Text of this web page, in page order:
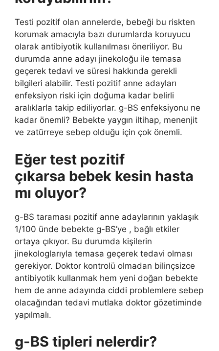
Testi pozitif olan annelerde, bebeği bu riskten
korumak amacıyla bazı durumlarda koruyucu
olarak antibiyotik kullanılması öneriliyor. Bu
durumda anne adayı jinekoloğu ile temasa
geçerek tedavi ve süresi hakkında gerekli
bilgileri alabilir. Testi pozitif anne adayları
enfeksiyon riski için doğuma kadar belirli
aralıklarla takip ediliyorlar. g-BS enfeksiyonu ne
kadar önemli? Bebekte yaygın iltihap, menenjit
ve zatürreye sebep olduğu için çok önemli.
Eğer test pozitif
çıkarsa bebek kesin hasta
mı oluyor?
g-BS taraması pozitif anne adaylarının yaklaşık
1/100 ünde bebekte g-BS’ye , bağlı etkiler
ortaya çıkıyor. Bu durumda kişilerin
jinekologlarıyla temasa geçerek tedavi olması
gerekiyor. Doktor kontrolü olmadan bilinçsizce
antibiyotik kullanmak hem yeni doğan bebekte
hem de anne adayında ciddi problemlere sebep
olacağından tedavi mutlaka doktor gözetiminde
yapılmalı.
g-BS tipleri nelerdir?